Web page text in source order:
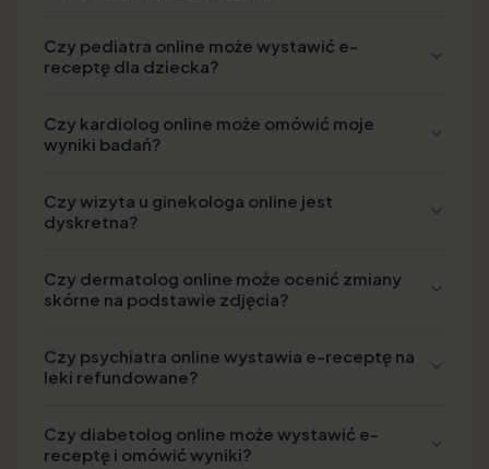
Czy pediatra online może wystawić e-
receptę dla dziecka?
Czy kardiolog online może omówić moje
wyniki badań?
Czy wizyta u ginekologa online jest
dyskretna?
Czy dermatolog online może ocenić zmiany
skórne na podstawie zdjęcia?
Czy psychiatra online wystawia e-receptę na
leki refundowane?
Czy diabetolog online może wystawić e-
receptę i omówić wyniki?